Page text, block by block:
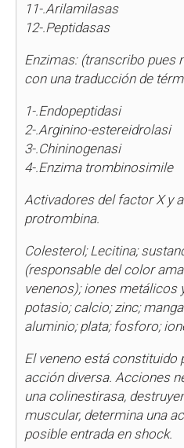
11-.Arilamilasas
12-.Peptidasas
Enzimas: (transcribo pues
con una traducción de
1-.Endopeptidasi
2-.Arginino-estereidrolasi
3-.Chininogenasi
4-.Enzima trombinosimile
Activadores del factor X y
protrombina.
Colesterol; Lecitina;
(responsable del color
venenos); iones metálicos
potasio; calcio; zinc;
aluminio; plata; fosforo;
El veneno está constituido
acción diversa. Acciones
una colinestirasa,
muscular, determina una
posible entrada en shock.